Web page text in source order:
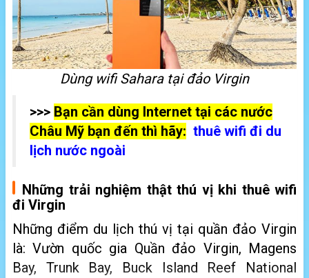
Dùng wifi Sahara tại đảo Virgin
>>> Bạn cần dùng Internet tại các nước
Châu Mỹ bạn đến thì hãy: thuê wifi đi du
lịch nước ngoài
Những trải nghiệm thật thú vị khi thuê wifi
đi Virgin
Những điểm du lịch thú vị tại quần đảo Virgin
là: Vườn quốc gia Quần đảo Virgin, Magens
Bay, Trunk Bay, Buck Island Reef National